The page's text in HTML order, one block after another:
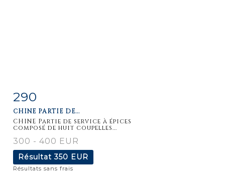
Fiche
290
CHINE PARTIE DE...
CHINE Partie de service à épices
composé de huit coupelles...
300 - 400 EUR
Résultat350 EUR
Résultats sans frais